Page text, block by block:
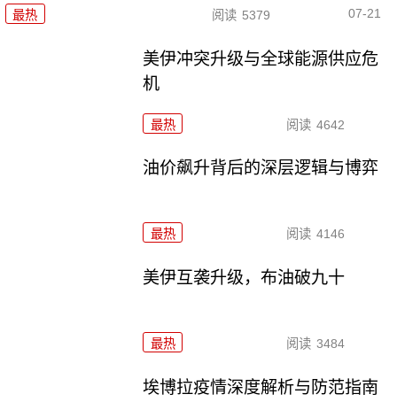
最热 阅读 5379 07-21
美伊冲突升级与全球能源供应危
机
最热 阅读 4642
油价飙升背后的深层逻辑与博弈
最热 阅读 4146
美伊互袭升级，布油破九十
最热 阅读 3484
埃博拉疫情深度解析与防范指南